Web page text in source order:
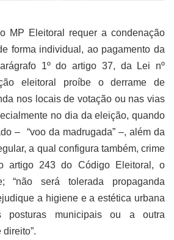
MP Eleitoral requer a condenação
forma individual, ao pagamento da
1º do artigo 37, da Lei nº
eleitoral proíbe o derrame de
nos locais de votação ou nas vias
no dia da eleição, quando
– “voo da madrugada” –, além da
a qual configura também, crime
artigo 243 do Código Eleitoral, o
“não será tolerada propaganda
a higiene e a estética urbana
posturas municipais ou a outra